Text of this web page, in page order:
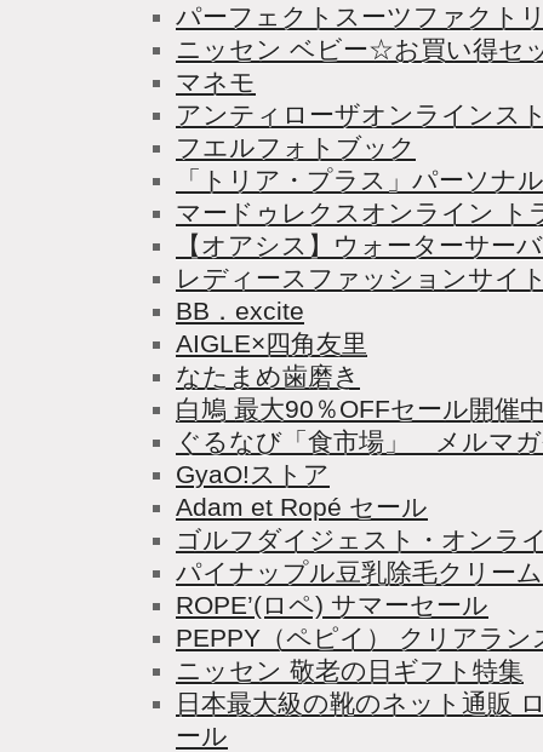
パーフェクトスーツファクト
ニッセン ベビー☆お買い得セ
マネモ
アンティローザオンラインス
フエルフォトブック
「トリア・プラス」パーソナ
マードゥレクスオンライン ト
【オアシス】ウォーターサー
レディースファッションサイ
BB．excite
AIGLE×四角友里
なたまめ歯磨き
白鳩 最大90％OFFセール開催
ぐるなび「食市場」 メルマ
GyaO!ストア
Adam et Ropé セール
ゴルフダイジェスト・オンラ
パイナップル豆乳除毛クリーム
ROPE’(ロペ) サマーセール
PEPPY（ペピイ） クリアラン
ニッセン 敬老の日ギフト特集
日本最大級の靴のネット通販
ール